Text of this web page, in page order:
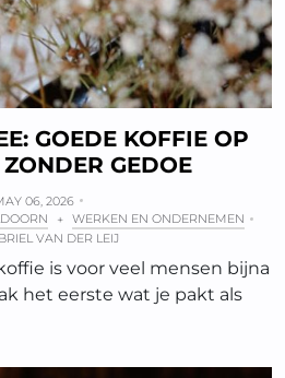
GOEDE KOFFIE OP
GEDOE
06, 2026
+ WERKEN EN ONDERNEMEN
VAN DER LEIJ
is voor veel mensen bijna
het eerste wat je pakt als